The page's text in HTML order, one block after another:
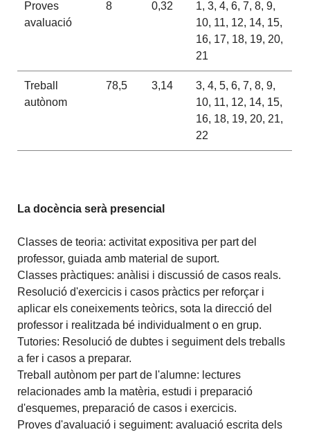
Proves
avaluació
8 0,32
1, 3, 4, 6, 7, 8, 9,
10, 11, 12, 14, 15,
16, 17, 18, 19, 20,
21
Treball
autònom
78,5 3,14
3, 4, 5, 6, 7, 8, 9,
10, 11, 12, 14, 15,
16, 18, 19, 20, 21,
22
La docència serà presencial
Classes de teoria: activitat expositiva per part del
professor, guiada amb material de suport.
Classes pràctiques: anàlisi i discussió de casos reals.
Resolució d'exercicis i casos pràctics per reforçar i
aplicar els coneixements teòrics, sota la direcció del
professor i realitzada bé individualment o en grup.
Tutories: Resolució de dubtes i seguiment dels treballs
a fer i casos a preparar.
Treball autònom per part de l'alumne: lectures
relacionades amb la matèria, estudi i preparació
d'esquemes, preparació de casos i exercicis.
Proves d'avaluació i seguiment: avaluació escrita dels